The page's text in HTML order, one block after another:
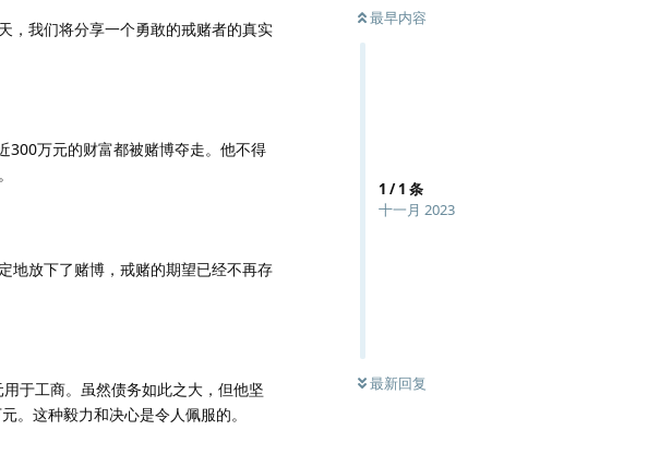
最早内容
1 /1 条
十一月 2023
最新回复
，我们将分享一个勇敢的戒赌者的真实
300万元的财富都被赌博夺走。他不得
地放下了赌博，戒赌的期望已经不再存
于工商。虽然债务如此之大，但他坚
。这种毅力和决心是令人佩服的。